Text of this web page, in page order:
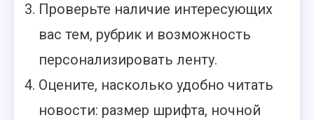
Проверьте наличие интересующих
вас тем, рубрик и возможность
персонализировать ленту.
Оцените, насколько удобно читать
новости: размер шрифта, ночной